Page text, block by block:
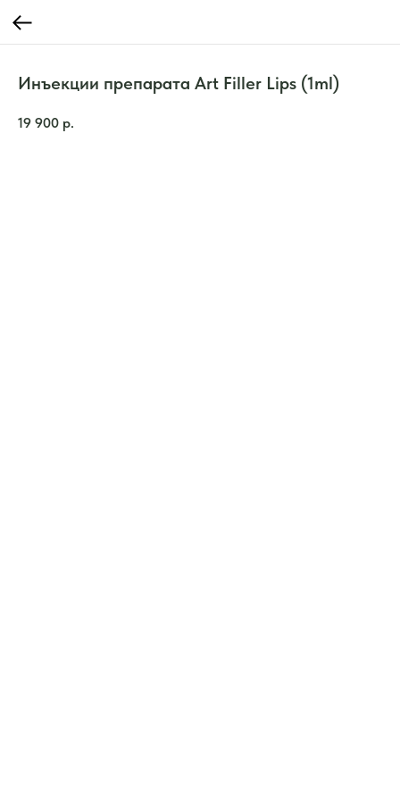
Инъекции препарата Art Filler Lips (1ml)
19 900 р.